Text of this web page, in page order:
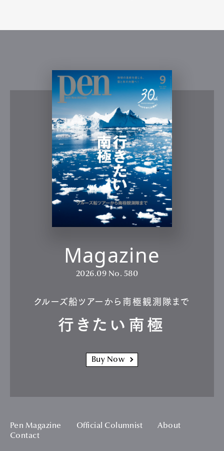
Magazine
2026.09 No. 580
クルーズ船ツアーから南極観測隊まで
行きたい南極
Buy Now
Pen Magazine Official Columnist
About
Contact